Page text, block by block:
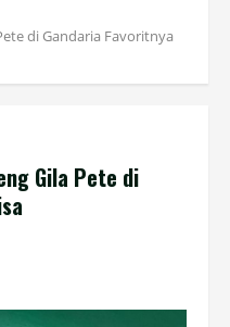
di Gandaria Favoritnya
Gila Pete di